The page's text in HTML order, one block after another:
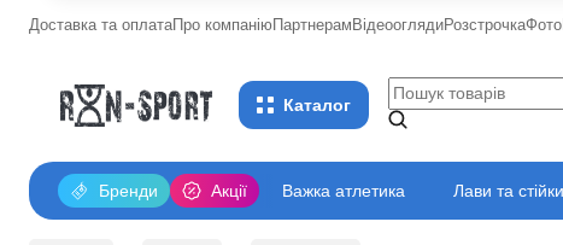
Доставка та оплатаПро компаніюПартнерамВідеооглядиРозстрочкаФото
Каталог
Акції
Бренди Важка атлетика Лави та стійки